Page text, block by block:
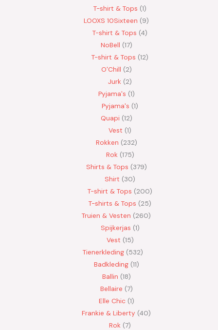
T-shirt & Tops 1
LOOXS 10Sixteen
9
T-shirt & Tops 4
NoBell 17
T-shirt & Tops 12
O'Chill 2
Jurk 2
Pyjama's 1
Pyjama's 1
Quapi 12
Vest 1
Rokken 232
Rok 175
Shirts & Tops 379
Shirt
30
T-shirt & Tops
200
T-shirts & Tops
25
Truien & Vesten
260
Spijkerjas 1
Vest 15
Tienerkleding 532
Badkleding 11
Ballin 18
Bellaire 7
Elle Chic 1
Frankie & Liberty 40
Rok 7